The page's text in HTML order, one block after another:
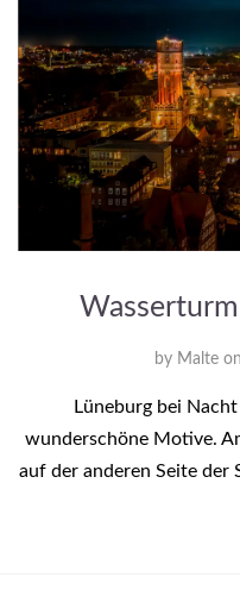
by Malte on
Lüneburg bei
wunderschöne Motive.
auf der anderen Seite der